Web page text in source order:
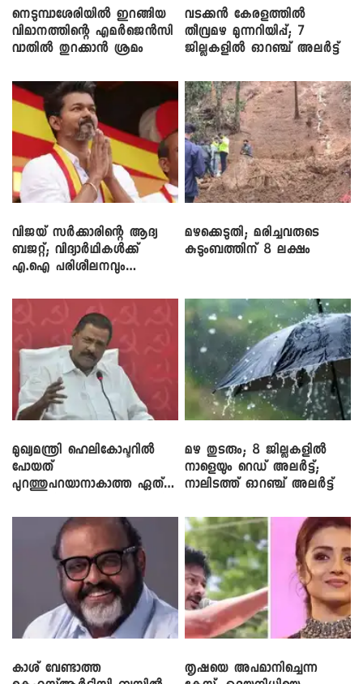
നെടുമ്പാശേരിയിൽ ഇറങ്ങിയ
വിമാനത്തിന്റെ എമർജെൻസി
വാതിൽ തുറക്കാൻ ശ്രമം
വടക്കൻ കേരളത്തിൽ
തീവ്രമഴ മുന്നറിയിപ്പ്; 7
ജില്ലകളിൽ ഓറഞ്ച് അലർട്ട്
വിജയ് സർക്കാരിന്റെ ആദ്യ
ബജറ്റ്; വിദ്യാർഥികൾക്ക്
എ.ഐ പരിശീലനവും
മഴക്കെടുതി; മരിച്ചവരുടെ
കുടുംബത്തിന് 8 ലക്ഷം
മുഖ്യമന്ത്രി ഹെലികോപ്ടറിൽ
പോയത്
പുറത്തുപറയാനാകാത്ത ഏത്
മഴ തുടരും; 8 ജില്ലകളിൽ
നാളെയും റെഡ് അലർട്ട്;
നാലിടത്ത് ഓറഞ്ച് അലർട്ട്
കാശ് വേണ്ടാത്ത
തൃഷയെ അപമാനിച്ചെന്ന